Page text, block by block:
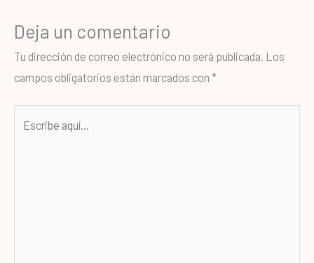
Deja un comentario
Tu dirección de correo electrónico no será publicada. Los
campos obligatorios están marcados con *